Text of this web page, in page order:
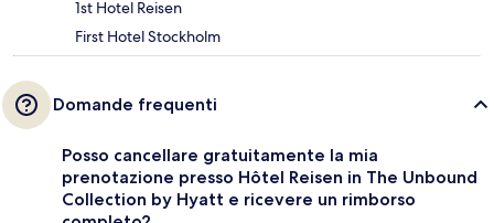
1st Hotel Reisen
First Hotel Stockholm
Domande frequenti
Posso cancellare gratuitamente la mia
prenotazione presso Hôtel Reisen in The Unbound
Collection by Hyatt e ricevere un rimborso